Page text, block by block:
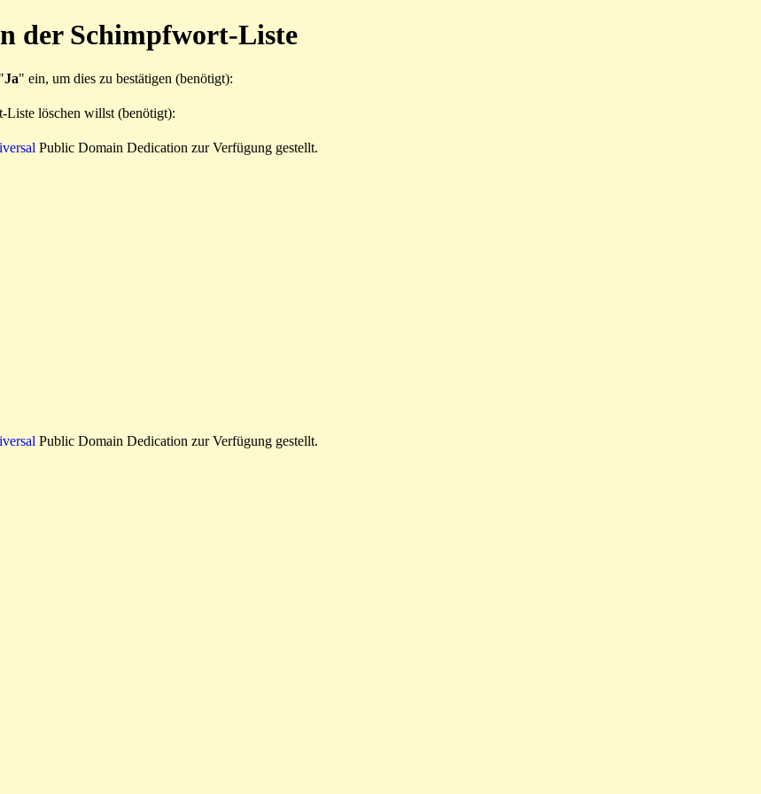
der Schimpfwort-Liste
Ja" ein, um dies zu bestätigen (benötigt):
Liste löschen willst (benötigt):
Public Domain Dedication zur Verfügung gestellt.
Public Domain Dedication zur Verfügung gestellt.